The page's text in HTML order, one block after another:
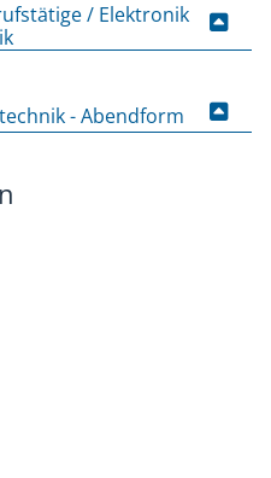
/ Elektronik
- Abendform